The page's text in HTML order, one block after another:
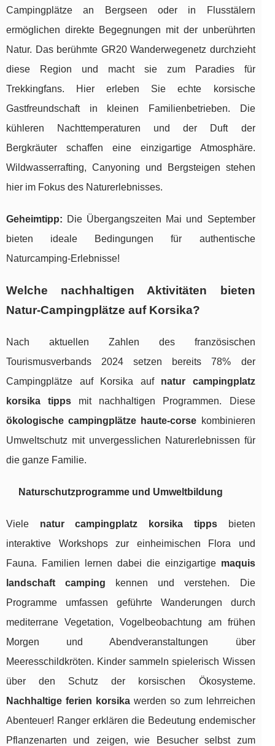
Campingplätze an Bergseen oder in Flusstälern
ermöglichen direkte Begegnungen mit der unberührten
Natur. Das berühmte GR20 Wanderwegenetz durchzieht
diese Region und macht sie zum Paradies für
Trekkingfans. Hier erleben Sie echte korsische
Gastfreundschaft in kleinen Familienbetrieben. Die
kühleren Nachttemperaturen und der Duft der
Bergkräuter schaffen eine einzigartige Atmosphäre.
Wildwasserrafting, Canyoning und Bergsteigen stehen
hier im Fokus des Naturerlebnisses.
Geheimtipp: Die Übergangszeiten Mai und September
bieten ideale Bedingungen für authentische
Naturcamping-Erlebnisse!
Welche nachhaltigen Aktivitäten bieten
Natur-Campingplätze auf Korsika?
Nach aktuellen Zahlen des französischen
Tourismusverbands 2024 setzen bereits 78% der
Campingplätze auf Korsika auf natur campingplatz
korsika tipps mit nachhaltigen Programmen. Diese
ökologische campingplätze haute-corse kombinieren
Umweltschutz mit unvergesslichen Naturerlebnissen für
die ganze Familie.
Naturschutzprogramme und Umweltbildung
Viele natur campingplatz korsika tippsbieten
interaktive Workshops zur einheimischen Flora und
Fauna. Familien lernen dabei die einzigartige maquis
landschaft camping kennen und verstehen. Die
Programme umfassen geführte Wanderungen durch
mediterrane Vegetation, Vogelbeobachtung am frühen
Morgen und Abendveranstaltungen über
Meeresschildkröten. Kinder sammeln spielerisch Wissen
über den Schutz der korsischen Ökosysteme.
Nachhaltige ferien korsikawerden so zum lehrreichen
Abenteuer! Ranger erklären die Bedeutung endemischer
Pflanzenarten und zeigen, wie Besucher selbst zum